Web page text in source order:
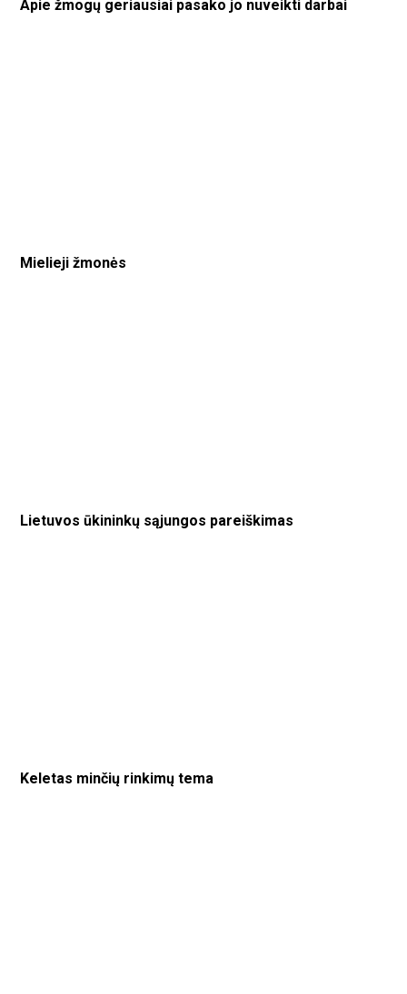
Apie žmogų geriausiai pasako jo nuveikti darbai
Mielieji žmonės
Lietuvos ūkininkų sąjungos pareiškimas
Keletas minčių rinkimų tema